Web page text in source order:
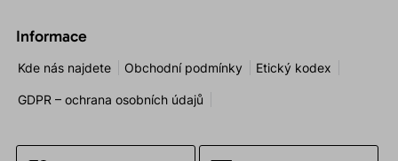
Informace
Kde nás najdete Obchodní podmínky Etický kodex
GDPR – ochrana osobních údajů